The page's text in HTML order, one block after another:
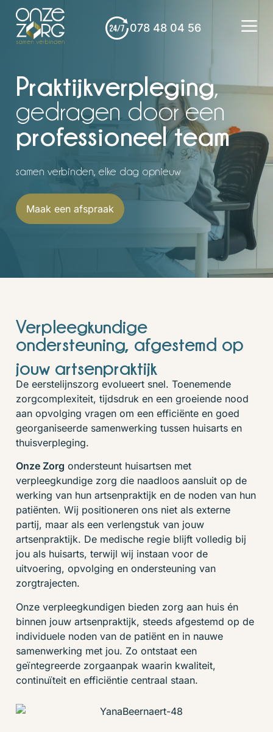
078 48 04 56
Praktijkverpleging,
gedragen door een
professioneel team
samen verbinden, elke dag opnieuw
Maak een afspraak
Verpleegkundige
ondersteuning, afgestemd op
jouw artsenpraktijk
De eerstelijnszorg evolueert snel. Toenemende
zorgcomplexiteit, tijdsdruk en een groeiende nood
aan opvolging vragen om een efficiënte en goed
georganiseerde samenwerking tussen huisarts en
thuisverpleging.
Onze Zorg ondersteunt huisartsen met
verpleegkundige zorg die naadloos aansluit op de
werking van hun artsenpraktijk en de noden van hun
patiënten. Wij positioneren ons niet als externe
partij, maar als een verlengstuk van jouw
artsenpraktijk. De medische regie blijft volledig bij
jou als huisarts, terwijl wij instaan voor de
uitvoering, opvolging en ondersteuning van
zorgtrajecten.
Onze verpleegkundigen bieden zorg aan huis én
binnen jouw artsenpraktijk, steeds afgestemd op de
individuele noden van de patiënt en in nauwe
samenwerking met jou. Zo ontstaat een
geïntegreerde zorgaanpak waarin kwaliteit,
continuïteit en efficiëntie centraal staan.